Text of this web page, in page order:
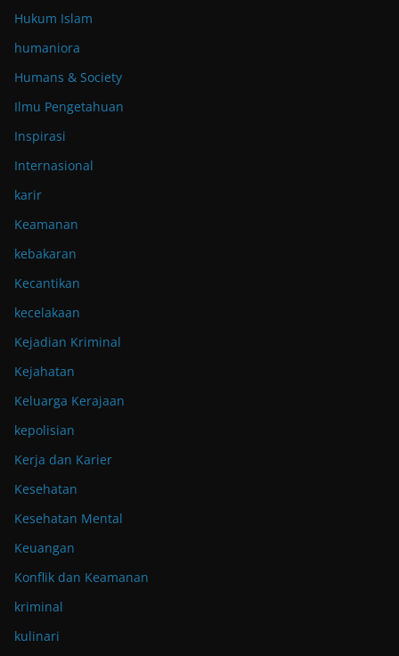
Hukum Islam
humaniora
Humans & Society
Ilmu Pengetahuan
Inspirasi
Internasional
karir
Keamanan
kebakaran
Kecantikan
kecelakaan
Kejadian Kriminal
Kejahatan
Keluarga Kerajaan
kepolisian
Kerja dan Karier
Kesehatan
Kesehatan Mental
Keuangan
Konflik dan Keamanan
kriminal
kulinari